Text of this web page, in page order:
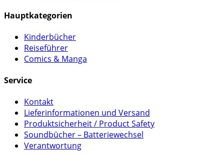
Hauptkategorien
Kinderbücher
Reiseführer
Comics & Manga
Service
Kontakt
Lieferinformationen und Versand
Produktsicherheit / Product Safety
Soundbücher – Batteriewechsel
Verantwortung